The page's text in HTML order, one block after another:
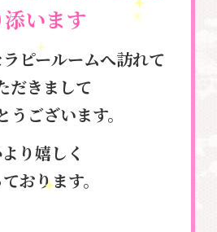
添います
ピールームへ訪れて
だきまして
うございます。
り嬉しく
おります。